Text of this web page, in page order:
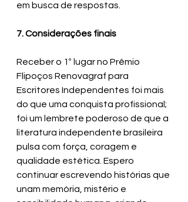
em busca de respostas.
7. Considerações finais
Receber o 1º lugar no Prêmio
Flipoços Renovagraf para
Escritores Independentes foi mais
do que uma conquista profissional;
foi um lembrete poderoso de que a
literatura independente brasileira
pulsa com força, coragem e
qualidade estética. Espero
continuar escrevendo histórias que
unam memória, mistério e